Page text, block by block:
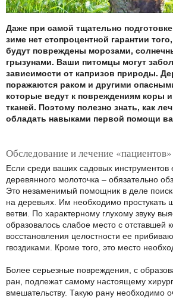
Даже при самой тщательно
зиме нет стопроцентной гарантии
будут повреждены морозами,
грызунами. Ваши питомцы могут
зависимости от капризов природы.
поражаются раком и другими
которые ведут к повреждениям коры
тканей. Поэтому полезно знать, как
обладать навыками первой помощи
Обследование и лечение «пациентов»
Если среди ваших садовых инструментов
деревянного молоточка – обязательно
Это незаменимый помощник в деле
на деревьях. Им необходимо простукать
ветви. По характерному глухому звуку
образовалось слабое место с отставшей
восстановления целостности ее
гвоздиками. Кроме того, это место
Более серьезные повреждения, с
ран, подлежат самому настоящему
вмешательству. Такую рану необходимо